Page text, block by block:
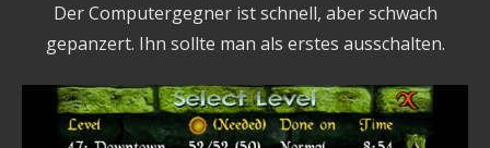
Der Computergegner ist schnell, aber schwach
gepanzert. Ihn sollte man als erstes ausschalten.